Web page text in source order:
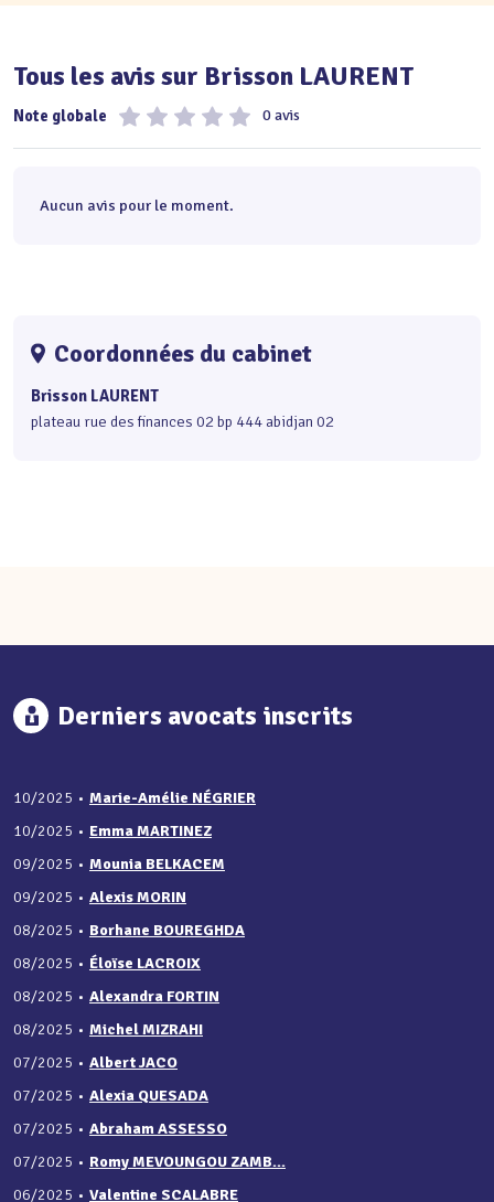
Tous les avis sur Brisson LAURENT
Note globale 0 avis
Aucun avis pour le moment.
Coordonnées du cabinet
Brisson LAURENT
plateau rue des finances 02 bp 444 abidjan 02
Derniers avocats inscrits
10/2025 • Marie-Amélie NÉGRIER
10/2025 • Emma MARTINEZ
09/2025 • Mounia BELKACEM
09/2025 • Alexis MORIN
08/2025 • Borhane BOUREGHDA
08/2025 • Éloïse LACROIX
08/2025 • Alexandra FORTIN
08/2025 • Michel MIZRAHI
07/2025 • Albert JACO
07/2025 • Alexia QUESADA
07/2025 • Abraham ASSESSO
07/2025 • Romy MEVOUNGOU ZAMB...
06/2025 • Valentine SCALABRE